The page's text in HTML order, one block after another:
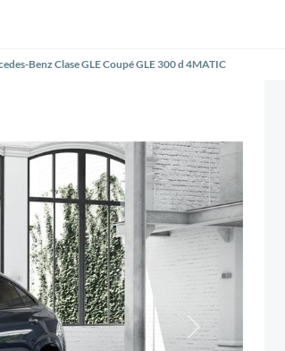
Benz Clase GLE Coupé GLE 300 d 4MATIC
Siguiente